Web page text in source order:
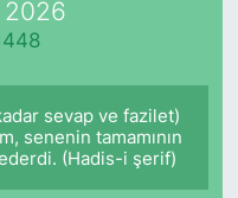
sevap ve fazilet)
senenin tamamının
(Hadis-i şerif)